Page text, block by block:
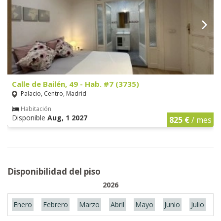
Calle de Bailén, 49 - Hab. #7 (3735)
Palacio, Centro, Madrid
Habitación
Disponible Aug, 1 2027 825 €/ mes
Disponibilidad del piso
2026
Enero Febrero Marzo Abril Mayo Junio Julio